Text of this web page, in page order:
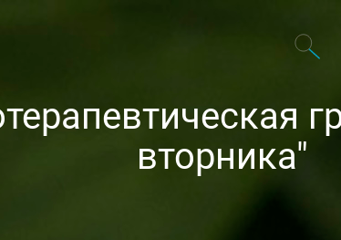
вторника"